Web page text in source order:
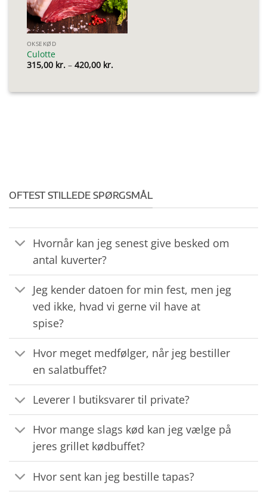
OKSEKØD
Culotte
315,00 kr. – 420,00 kr.Prisinterval:
OFTEST STILLEDE SPØRGSMÅL
Hvornår kan jeg senest give besked om
antal kuverter?
Jeg kender datoen for min fest, men jeg
ved ikke, hvad vi gerne vil have at
spise?
Hvor meget medfølger, når jeg bestiller
en salatbuffet?
Leverer I butiksvarer til private?
Hvor mange slags kød kan jeg vælge på
jeres grillet kødbuffet?
Hvor sent kan jeg bestille tapas?